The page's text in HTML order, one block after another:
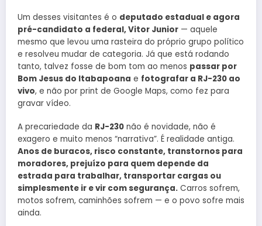
Um desses visitantes é o deputado estadual e agora
pré-candidato a federal, Vitor Junior — aquele
mesmo que levou uma rasteira do próprio grupo político
e resolveu mudar de categoria. Já que está rodando
tanto, talvez fosse de bom tom ao menos passar por
Bom Jesus do Itabapoana e fotografar a RJ-230 ao
vivo, e não por print de Google Maps, como fez para
gravar vídeo.
A precariedade da RJ-230 não é novidade, não é
exagero e muito menos “narrativa”. É realidade antiga.
Anos de buracos, risco constante, transtornos para
moradores, prejuízo para quem depende da
estrada para trabalhar, transportar cargas ou
simplesmente ir e vir com segurança. Carros sofrem,
motos sofrem, caminhões sofrem — e o povo sofre mais
ainda.